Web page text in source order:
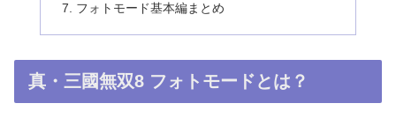
フォトモード基本編まとめ
真・三國無双8 フォトモードとは？